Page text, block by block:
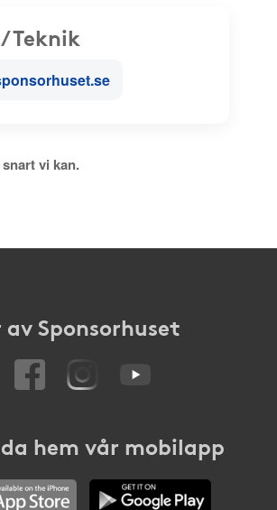
Teknik
vi kan.
av Sponsorhuset
hem vår mobilapp